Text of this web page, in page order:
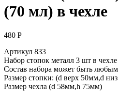
(70 мл) в чехле
480 Р
Артикул 833
Набор стопок металл 3 шт в
Состав набора может быть
Размер стопки: (d верх 50мм,d
Размер чехла (d 58мм,h 75мм)